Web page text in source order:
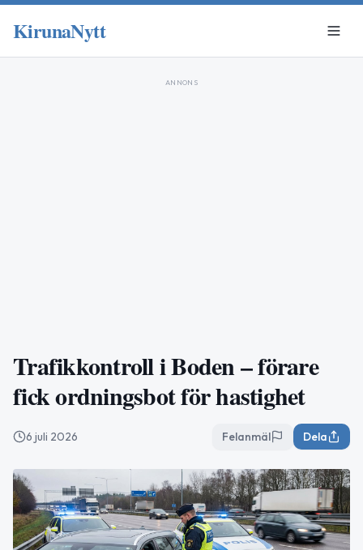
KirunaNytt
ANNONS
Trafikkontroll i Boden – förare
fick ordningsbot för hastighet
6 juli 2026 Felanmäl Dela